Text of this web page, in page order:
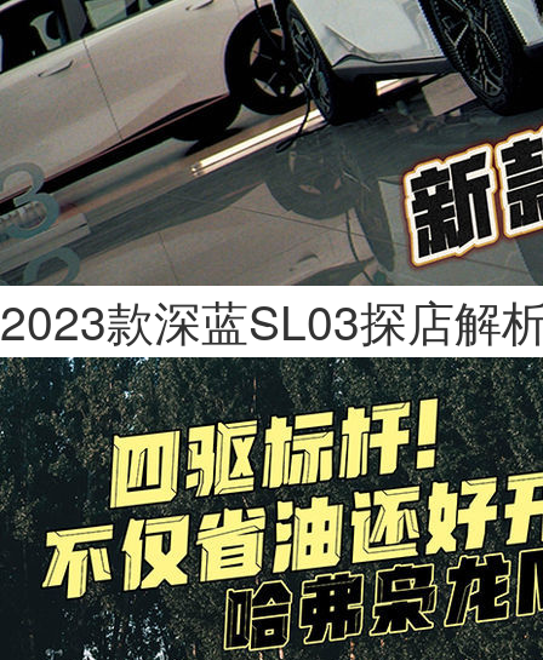
2023款深蓝SL03探店解